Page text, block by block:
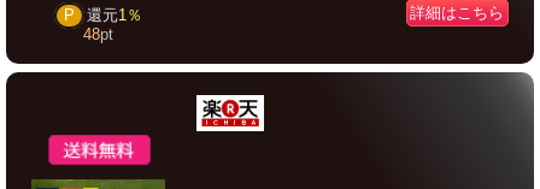
P 還元1％
48pt
詳細はこちら